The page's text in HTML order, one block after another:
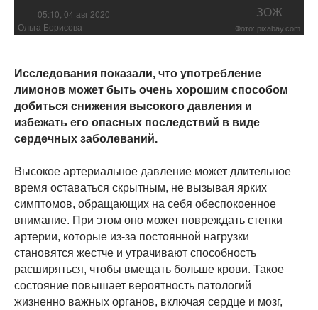
05:10, 04 авг 2020 ЗОЖ
Ольга Борисова Фото: pixabay.com
Исследования показали, что употребление
лимонов может быть очень хорошим способом
добиться снижения высокого давления и
избежать его опасных последствий в виде
сердечных заболеваний.
Высокое артериальное давление может длительное
время оставаться скрытным, не вызывая ярких
симптомов, обращающих на себя обеспокоенное
внимание. При этом оно может повреждать стенки
артерии, которые из-за постоянной нагрузки
становятся жестче и утрачивают способность
расширяться, чтобы вмещать больше крови. Такое
состояние повышает вероятность патологий
жизненно важных органов, включая сердце и мозг,